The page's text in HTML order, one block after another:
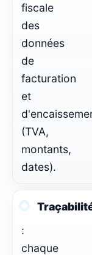
fiscale
des
données
de
facturation
et
(TVA,
montants,
dates).
:
chaque